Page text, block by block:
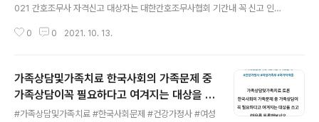
021 간호조무사 자격신고 대상자는 대한간호조무사협회 기간내 꼭 신고 인증
자격신고서 작성 간호조무사 자격증 신고 미이수시 불이익을 받을수 있으니 대
격신고센터 인증 받으세요( #대한간호조무사협회 #자격신고센터 #간호조무사
#간호조무사자격증신고 2021 간호조무사 자격신고 대상자... blog.naver.c
om
0 0 2021. 10. 13.
가족상담및가족치료​ 한국사회의 가족문제 중
가족상담이꼭 필요하다고 여겨지는 대상을 쓰
고이유를 토론해보시오
#가족상담및가족치료 #한국사회문제 #건강가정사​ #여성